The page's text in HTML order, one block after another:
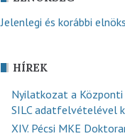
Jelenlegi és korábbi
HÍREK
Nyilatkozat a
SILC adatfelvételével
XIV. Pécsi MKE